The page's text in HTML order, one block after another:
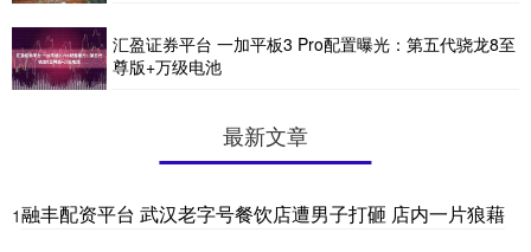
汇盈证券平台 一加平板3 Pro配置曝光：第五代骁龙8至
尊版+万级电池
最新文章
1融丰配资平台 武汉老字号餐饮店遭男子打砸 店内一片狼藉